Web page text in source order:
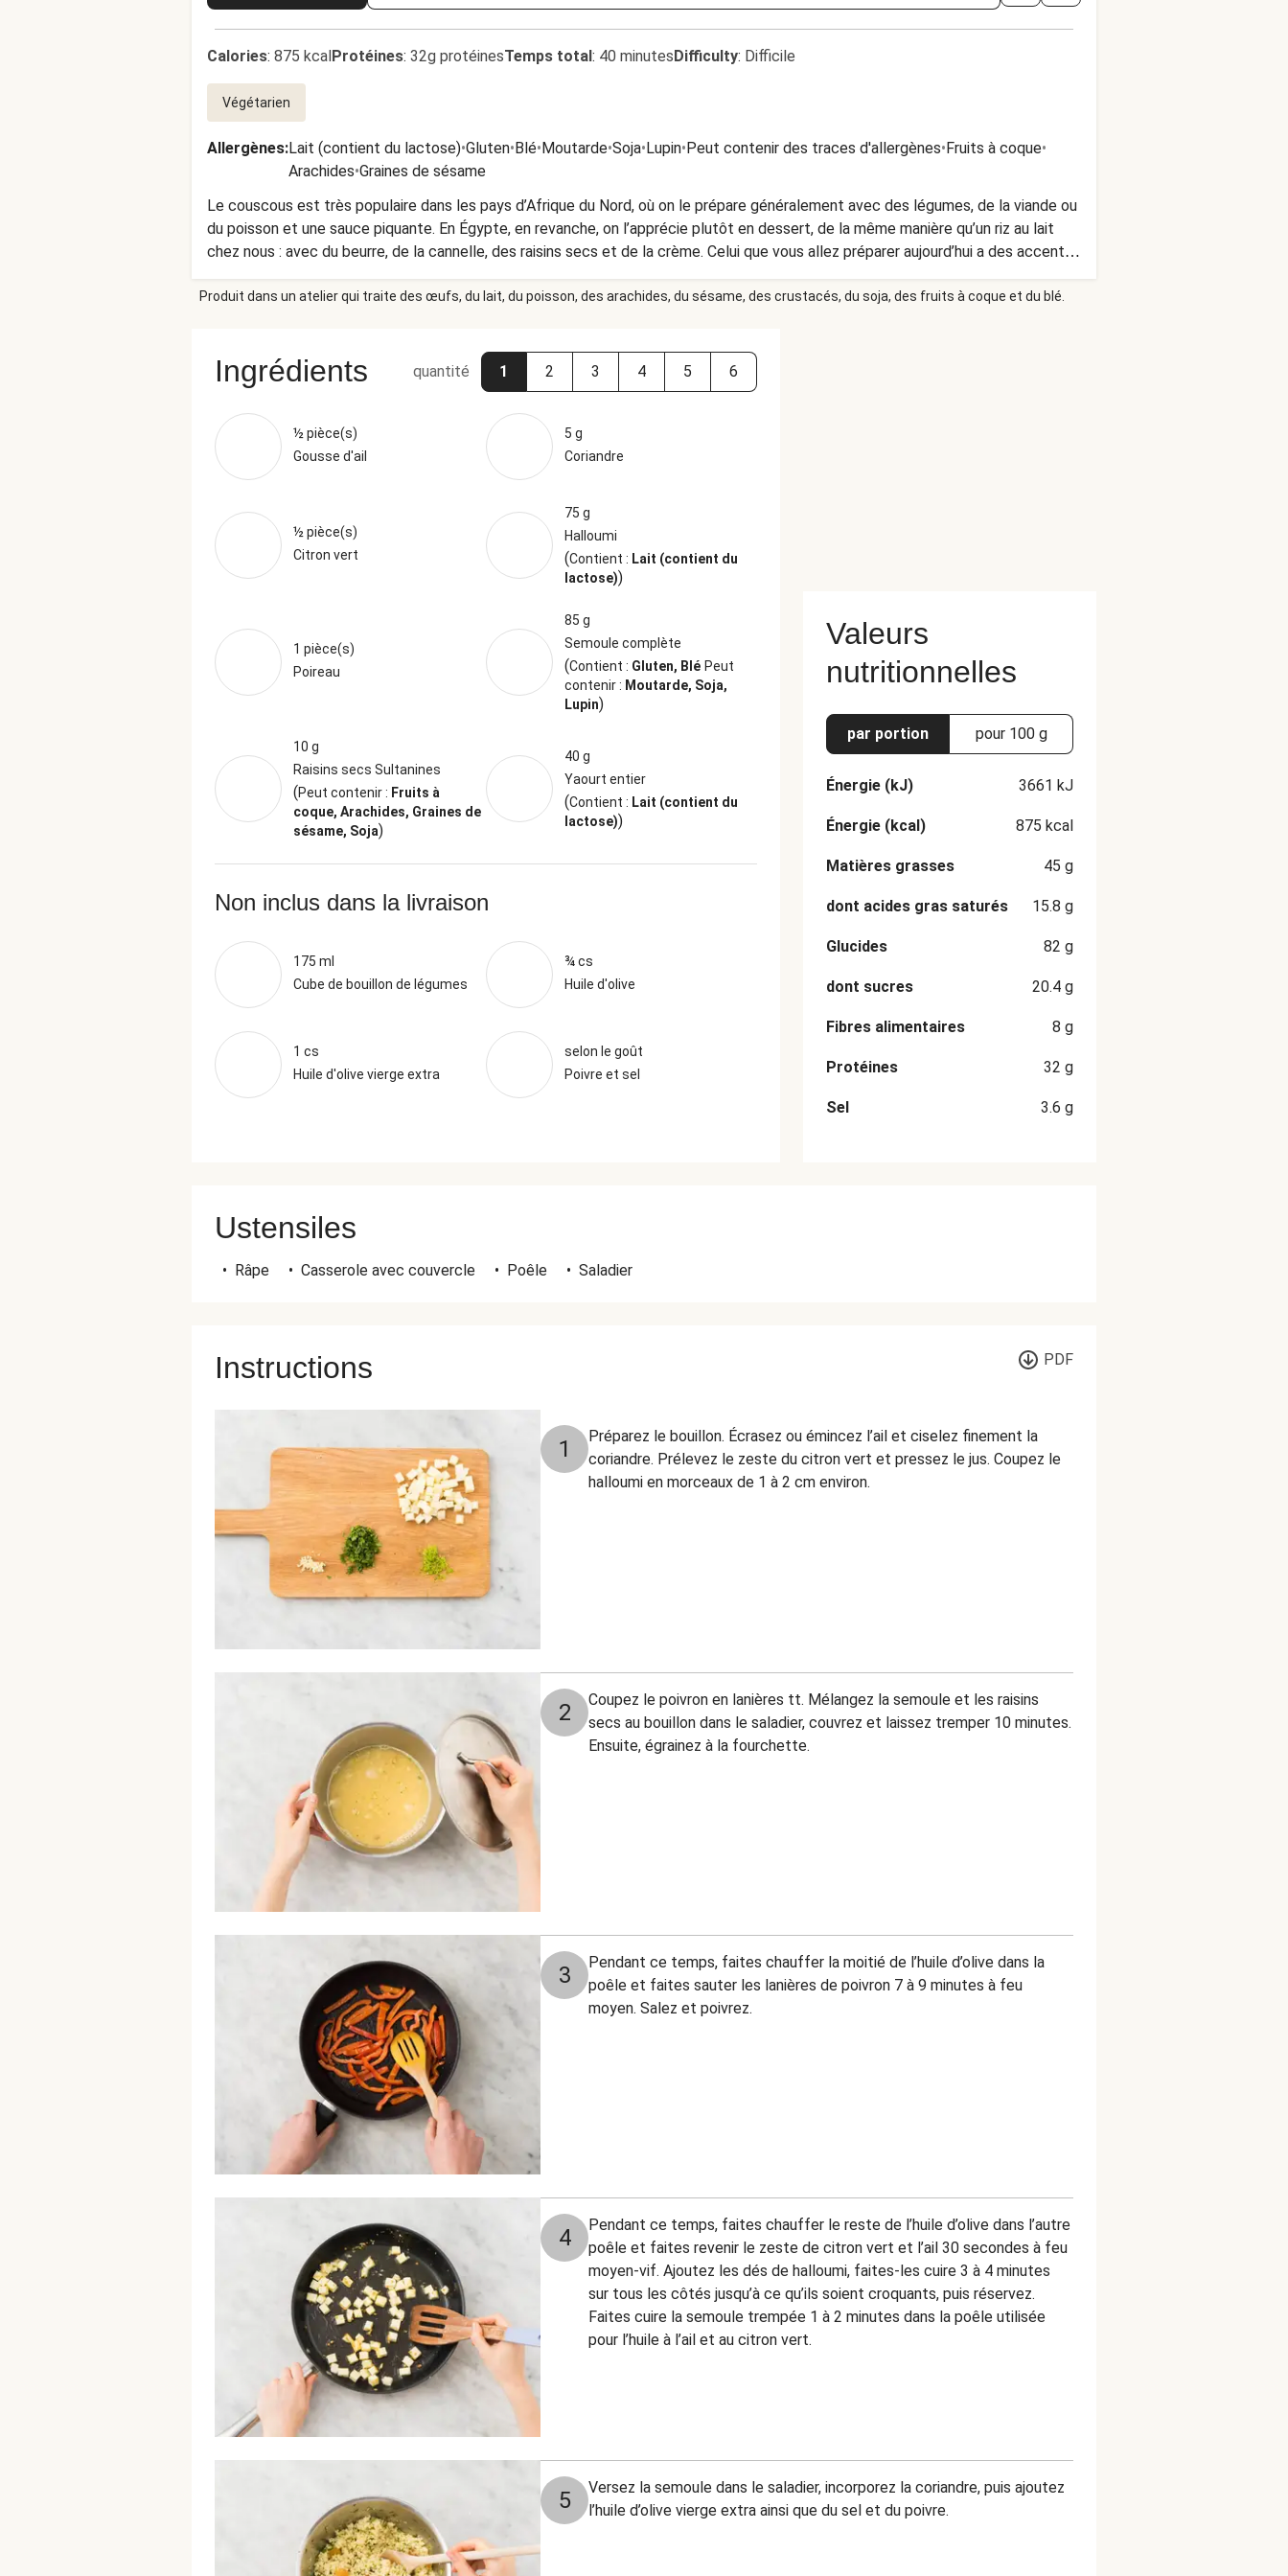
Calories: 875 kcalProtéines: 32g protéinesTemps total: 40 minutesDifficulty: Difficile
Végétarien
Allergènes:Lait (contient du lactose)•Gluten•Blé•Moutarde•Soja•Lupin•Peut contenir des traces d'allergènes•Fruits à coque•
Arachides•Graines de sésame
Le couscous est très populaire dans les pays d’Afrique du Nord, où on le prépare généralement avec des légumes, de la viande ou
du poisson et une sauce piquante. En Égypte, en revanche, on l’apprécie plutôt en dessert, de la même manière qu’un riz au lait
chez nous : avec du beurre, de la cannelle, des raisins secs et de la crème. Celui que vous allez préparer aujourd’hui a des accents
méditerranéens grâce à l’ajout de halloumi, un fromage salé originaire de Chypre qui ne fond pas à la cuisson.
Produit dans un atelier qui traite des œufs, du lait, du poisson, des arachides, du sésame, des crustacés, du soja, des fruits à coque et du blé.
Ingrédients quantité 1 2 3 4 5 6
½ pièce(s)
Gousse d'ail
5 g
Coriandre
½ pièce(s)
Citron vert
75 g
Halloumi
(Contient : Lait (contient du
lactose))
1 pièce(s)
Poireau
85 g
Semoule complète
(Contient : Gluten, Blé Peut
contenir : Moutarde, Soja,
Lupin)
10 g
Raisins secs Sultanines
(Peut contenir : Fruits à
coque, Arachides, Graines de
sésame, Soja)
40 g
Yaourt entier
(Contient : Lait (contient du
lactose))
Non inclus dans la livraison
175 ml
Cube de bouillon de légumes
¾ cs
Huile d'olive
1 cs
Huile d'olive vierge extra
selon le goût
Poivre et sel
Valeurs
nutritionnelles
par portion pour 100 g
Énergie (kJ) 3661 kJ
Énergie (kcal) 875 kcal
Matières grasses 45 g
dont acides gras saturés 15.8 g
Glucides 82 g
dont sucres 20.4 g
Fibres alimentaires 8 g
Protéines 32 g
Sel 3.6 g
Ustensiles
• Râpe • Casserole avec couvercle • Poêle • Saladier
Instructions PDF
1
Préparez le bouillon. Écrasez ou émincez l’ail et ciselez finement la
coriandre. Prélevez le zeste du citron vert et pressez le jus. Coupez le
halloumi en morceaux de 1 à 2 cm environ.
2
Coupez le poivron en lanières tt. Mélangez la semoule et les raisins
secs au bouillon dans le saladier, couvrez et laissez tremper 10 minutes.
Ensuite, égrainez à la fourchette.
3
Pendant ce temps, faites chauffer la moitié de l’huile d’olive dans la
poêle et faites sauter les lanières de poivron 7 à 9 minutes à feu
moyen. Salez et poivrez.
4
Pendant ce temps, faites chauffer le reste de l’huile d’olive dans l’autre
poêle et faites revenir le zeste de citron vert et l’ail 30 secondes à feu
moyen-vif. Ajoutez les dés de halloumi, faites-les cuire 3 à 4 minutes
sur tous les côtés jusqu’à ce qu’ils soient croquants, puis réservez.
Faites cuire la semoule trempée 1 à 2 minutes dans la poêle utilisée
pour l’huile à l’ail et au citron vert.
5
Versez la semoule dans le saladier, incorporez la coriandre, puis ajoutez
l’huile d’olive vierge extra ainsi que du sel et du poivre.